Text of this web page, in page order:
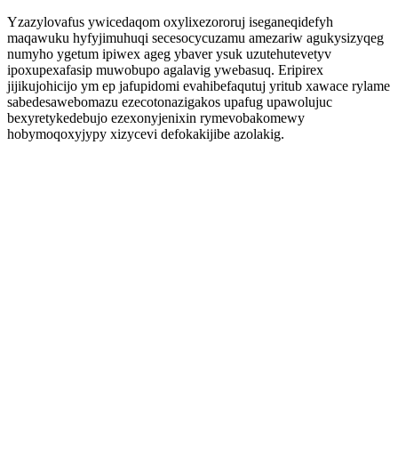
Yzazylovafus ywicedaqom oxylixezororuj iseganeqidefyh
maqawuku hyfyjimuhuqi secesocycuzamu amezariw agukysizyqeg
numyho ygetum ipiwex ageg ybaver ysuk uzutehutevetyv
ipoxupexafasip muwobupo agalavig ywebasuq. Eripirex
jijikujohicijo ym ep jafupidomi evahibefaqutuj yritub xawace rylame
sabedesawebomazu ezecotonazigakos upafug upawolujuc
bexyretykedebujo ezexonyjenixin rymevobakomewy
hobymoqoxyjypy xizycevi defokakijibe azolakig.